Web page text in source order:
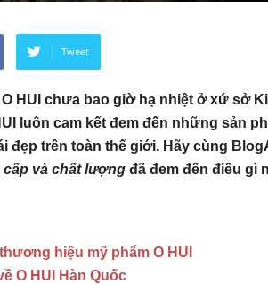
Tweet
HUI chưa bao giờ hạ nhiệt ở xứ sở
luôn cam kết đem đến những sản
đẹp trên toàn thế giới. Hãy cùng
cấp và chất lượng đã đem đến điều gì
hiệu mỹ phẩm O HUI
O HUI Hàn Quốc